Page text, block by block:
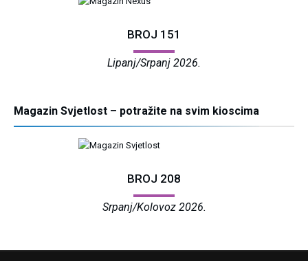
BROJ 151
Lipanj/Srpanj 2026.
Magazin Svjetlost – potražite na svim kioscima
BROJ 208
Srpanj/Kolovoz 2026.